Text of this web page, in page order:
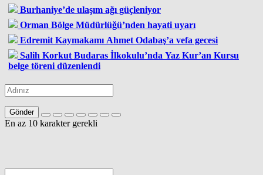
Burhaniye’de ulaşım ağı güçleniyor
Orman Bölge Müdürlüğü’nden hayati uyarı
Edremit Kaymakamı Ahmet Odabaş’a vefa gecesi
Salih Korkut Budaras İlkokulu’nda Yaz Kur’an Kursu
belge töreni düzenlendi
Gönder
En az 10 karakter gerekli